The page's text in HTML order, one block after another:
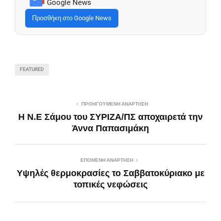
Google News
Προσθήκη στο Google News
FEATURED
ΠΡΟΗΓΟΎΜΕΝΗ ΑΝΆΡΤΗΣΗ
Η Ν.Ε Σάμου του ΣΥΡΙΖΑ/ΠΣ αποχαιρετά την
Άννα Παπασιμάκη
ΕΠΌΜΕΝΗ ΑΝΆΡΤΗΣΗ
Υψηλές θερμοκρασίες το Σαββατοκύριακο με
τοπικές νεφώσεις